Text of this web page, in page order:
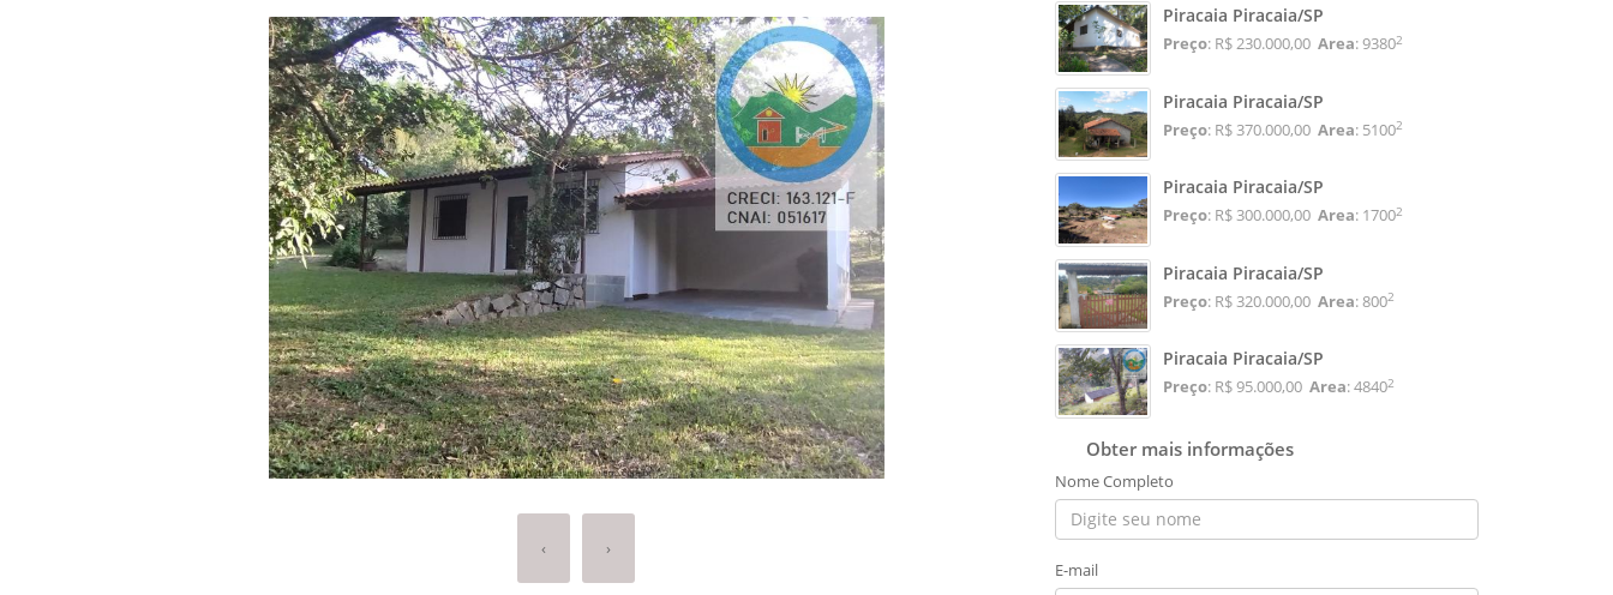
‹ ›
Piracaia Piracaia/SP
Preço: R$ 230.000,00 Area: 93802
Piracaia Piracaia/SP
Preço: R$ 370.000,00 Area: 51002
Piracaia Piracaia/SP
Preço: R$ 300.000,00 Area: 17002
Piracaia Piracaia/SP
Preço: R$ 320.000,00 Area: 8002
Piracaia Piracaia/SP
Preço: R$ 95.000,00 Area: 48402
Obter mais informações
Nome Completo
E-mail